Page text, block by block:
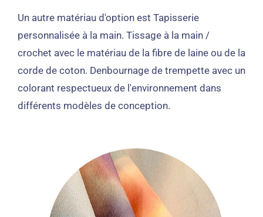
Un autre matériau d'option est Tapisserie
personnalisée à la main. Tissage à la main /
crochet avec le matériau de la fibre de laine ou de la
corde de coton. Denbournage de trempette avec un
colorant respectueux de l'environnement dans
différents modèles de conception.